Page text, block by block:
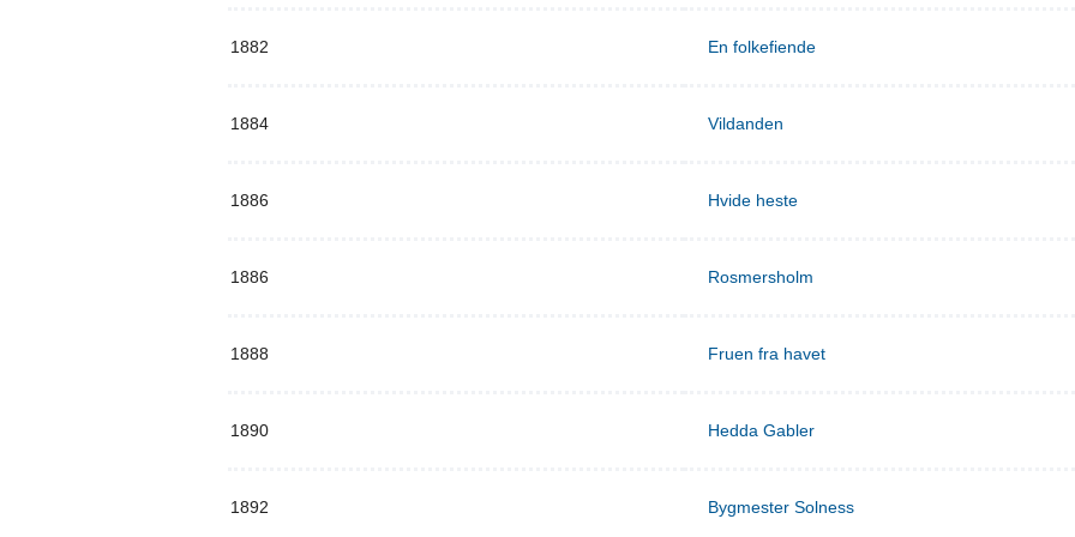
1882 En folkefiende
1884 Vildanden
1886 Hvide heste
1886 Rosmersholm
1888 Fruen fra havet
1890 Hedda Gabler
1892 Bygmester Solness